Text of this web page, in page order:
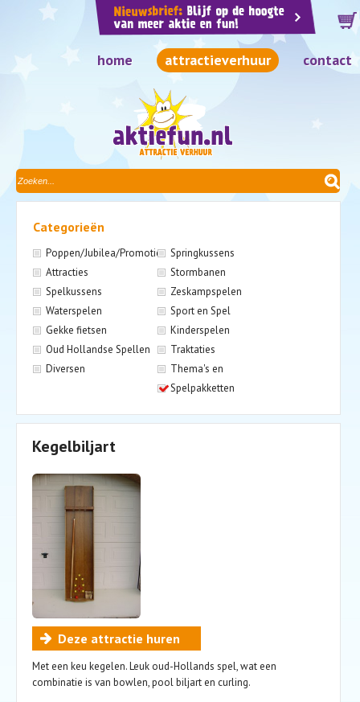
home attractieverhuur contact
Categorieën
Poppen/Jubilea/Promotie
Springkussens
Attracties
Stormbanen
Spelkussens
Zeskampspelen
Waterspelen
Sport en Spel
Gekke fietsen
Kinderspelen
Oud Hollandse Spellen
Traktaties
Diversen
Thema's en
Spelpakketten
Kegelbiljart
Deze attractie huren
Met een keu kegelen. Leuk oud-Hollands spel, wat een
combinatie is van bowlen, pool biljart en curling.